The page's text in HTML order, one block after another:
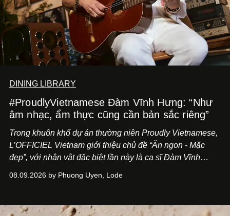
DINING LIBRARY
#ProudlyVietnamese Đàm Vĩnh Hưng: “Như
âm nhạc, ẩm thực cũng cần bản sắc riêng”
Trong khuôn khổ dự án thường niên Proudly Vietnamese,
L’OFFICIEL Vietnam giới thiệu chủ đề “Ăn ngon - Mặc
đẹp”, với nhân vật đặc biệt lần này là ca sĩ Đàm Vĩnh
Cà Phê Cà Pháo mang dấu ấn Indochine hoài niệm, thu
08.09.2026 by Phuong Uyen, Lode